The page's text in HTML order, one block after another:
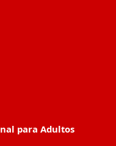
para Adultos